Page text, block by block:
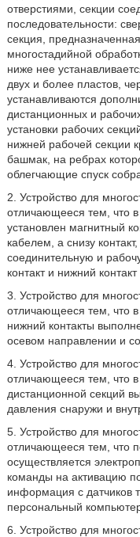
отверстиями, секции
последовательности:
секция,
многостадийной
ниже нее
двух и более пластов,
устанавливаются
дистанционных и
установки рабочих
нижней рабочей секции
башмак, на ребрах
облегчающие спуск
2. Устройство для
отличающееся тем, что
установлен магнитный
кабелем, а снизу
соединительную и
контакт и нижний
3. Устройство для
отличающееся тем, что
нижний контакты
осевом направлении и
4. Устройство для
отличающееся тем, что
дистанционной секций
давления снаружи и
5. Устройство для
отличающееся тем, что
осуществляется
команды на активацию
информация с датчиков
персональный
6. Устройство для